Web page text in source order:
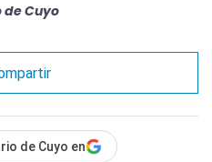
de Cuyo
de Cuyo en